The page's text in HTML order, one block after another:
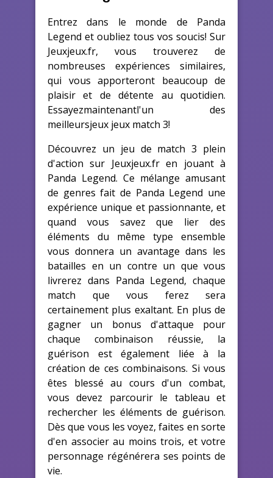
Entrez dans le monde de Panda
Legend et oubliez tous vos soucis! Sur
Jeuxjeux.fr, vous trouverez de
nombreuses expériences similaires,
qui vous apporteront beaucoup de
plaisir et de détente au quotidien.
Essayezmaintenantl'un des
meilleursjeux jeux match 3!
Découvrez un jeu de match 3 plein
d'action sur Jeuxjeux.fr en jouant à
Panda Legend. Ce mélange amusant
de genres fait de Panda Legend une
expérience unique et passionnante, et
quand vous savez que lier des
éléments du même type ensemble
vous donnera un avantage dans les
batailles en un contre un que vous
livrerez dans Panda Legend, chaque
match que vous ferez sera
certainement plus exaltant. En plus de
gagner un bonus d'attaque pour
chaque combinaison réussie, la
guérison est également liée à la
création de ces combinaisons. Si vous
êtes blessé au cours d'un combat,
vous devez parcourir le tableau et
rechercher les éléments de guérison.
Dès que vous les voyez, faites en sorte
d'en associer au moins trois, et votre
personnage régénérera ses points de
vie.